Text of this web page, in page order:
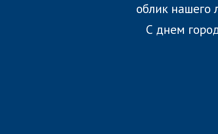
облик нашего
С днем